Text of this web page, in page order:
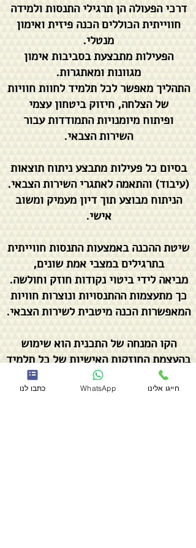
דרכי הפעולה הן תרגילי התנסות ולמידה
חווייתית הכוללים הכנה פיזית ואימון
מנטלי.
הפעילות מתבצעת בסביבות אימון
מגוונות ומאתגרות.
התהליך מאפשר לכל תלמיד לחוות חוויות
של הצלחה, חיזוק ביטחון עצמי
ופיתוח מיומנויות התמודדות עבור
השירות הצבאי.
בסיום כל פעילות מתבצע ניתוח תוצאות
(עיבוד) והתאמה לאתגרי השירות הצבאי.
הניתוח מבוצע תוך דיון מעמיק ומשוב
אישי.
שיטת ההכנה באמצעות התנסות חווייתית
בתרגילים במצבי אמת שונים,
מביאה לידי ביטוי נקודות חוזק וחולשה.
כך מתעצמות ההתנסויות ונוצרות חוויות
המאפשרות הכנה מיטבית לשירות הצבאי.
הקו המנחה של התכנית הוא שימוש
בהעצמת החוזקות האישיות של כל תלמיד
על מנת להשיג את היעדים והמטרות
הנדרשות בשירות הצבאי.כתבו לנו WhatsApp חייגו אלינו